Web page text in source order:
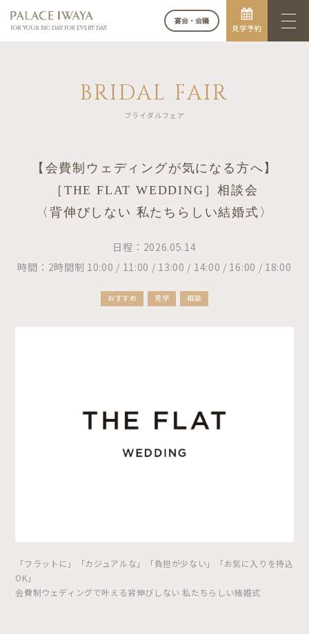
FOR YOUR BIG DAY. FOR EVERY DAY.
宴会・会議
見学予約
BRIDAL FAIR
ブライダルフェア
【会費制ウェディングが気になる方へ】
［THE FLAT WEDDING］相談会
〈背伸びしない 私たちらしい結婚式〉
日程：2026.05.14
時間：2時間制 10:00 / 11:00 / 13:00 / 14:00 / 16:00 / 18:00
おすすめ 見学 相談
「フラットに」「カジュアルな」「負担が少ない」「お気に入りを持込
OK」
会費制ウェディングで叶える背伸びしない 私たちらしい結婚式